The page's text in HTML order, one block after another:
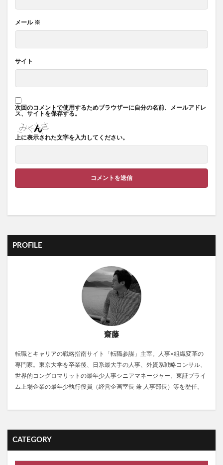
メール ※
サイト
次回のコメントで使用するためブラウザーに自分の名前、メールアドレ
ス、サイトを保存する。
上に表示された文字を入力してください。
PROFILE
齋藤
転職とキャリアの戦略指南サイト「転職参謀」主宰。人事×組織変革の
専門家。東京大学を卒業後、日系最大手の人事、外資系戦略コンサル、
世界的コングロマリットの最年少人事シニアマネージャー、東証プライ
ム上場企業の最年少執行役員（経営企画室長 兼 人事部長）等を歴任。
CATEGORY